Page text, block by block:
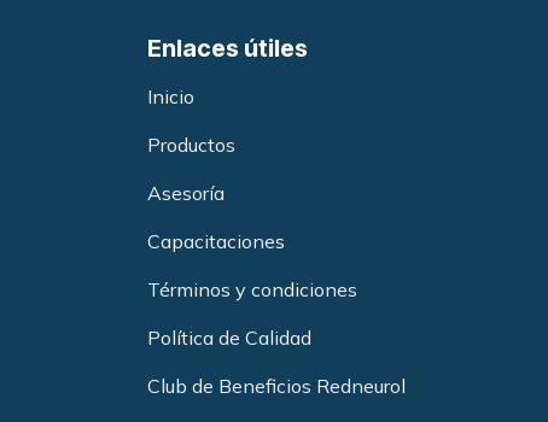
Enlaces útiles
Inicio
Productos
Asesoría
Capacitaciones
Términos y condiciones
Política de Calidad
Club de Beneficios Redneurol